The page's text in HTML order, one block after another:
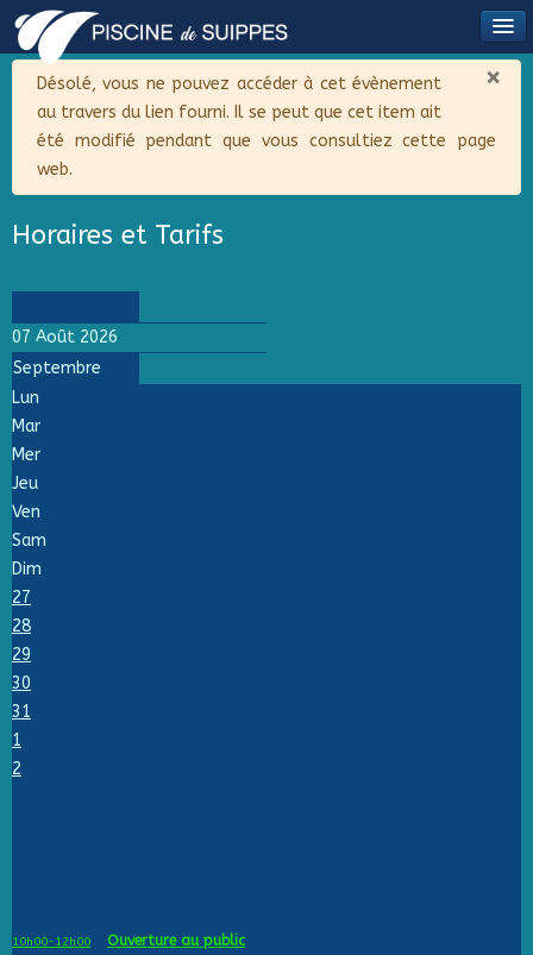
×
Alerte
Désolé, vous ne pouvez accéder à cet évènement
au travers du lien fourni. Il se peut que cet item ait
été modifié pendant que vous consultiez cette page
web.
Horaires et Tarifs
07 Août 2026
Septembre
Lun
Mar
Mer
Jeu
Ven
Sam
Dim
27
28
29
30
31
1
2
10h00-12h00 Ouverture au public